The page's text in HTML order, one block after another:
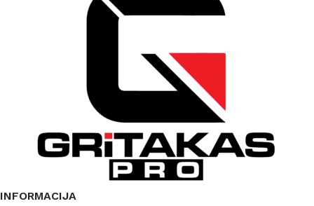
INFORMACIJA